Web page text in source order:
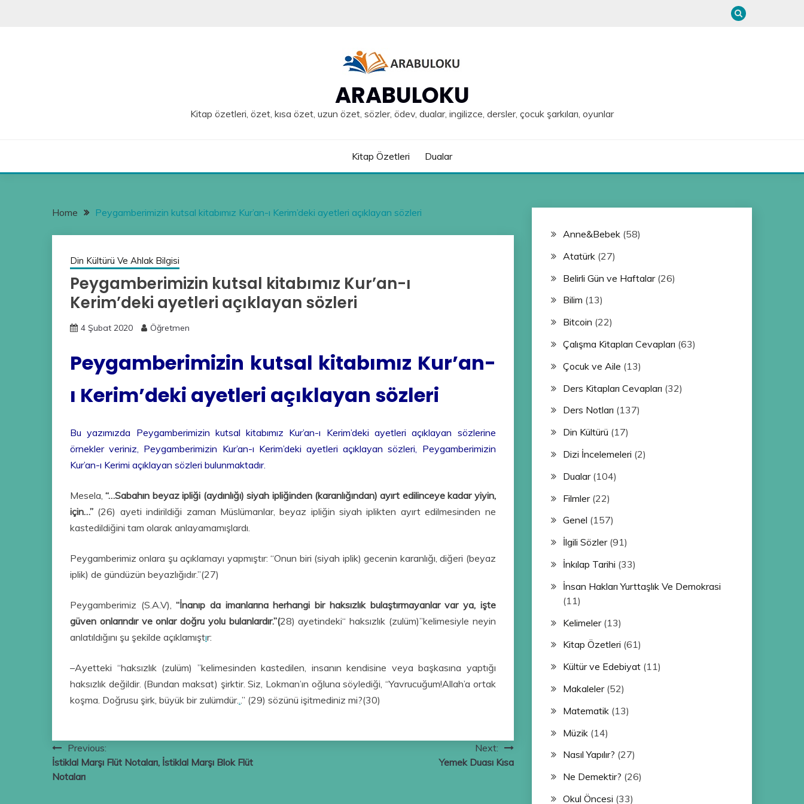
ARABULOKU
Kitap özetleri, özet, kısa özet, uzun özet, sözler, ödev, dualar, ingilizce, dersler, çocuk şarkıları, oyunlar
Kitap Özetleri Dualar
Home Peygamberimizin kutsal kitabımız Kur’an-ı Kerim’deki ayetleri açıklayan sözleri
Din Kültürü Ve Ahlak Bilgisi
Peygamberimizin kutsal kitabımız Kur’an-ı
Kerim’deki ayetleri açıklayan sözleri
4 Şubat 2020 Öğretmen
Peygamberimizin kutsal kitabımız Kur’an-
ı Kerim’deki ayetleri açıklayan sözleri
Bu yazımızda Peygamberimizin kutsal kitabımız Kur’an-ı Kerim’deki ayetleri açıklayan sözlerine
örnekler veriniz, Peygamberimizin Kur’an-ı Kerim’deki ayetleri açıklayan sözleri, Peygamberimizin
Kur’an-ı Kerimi açıklayan sözleri bulunmaktadır.
Mesela,“…Sabahın beyaz ipliği (aydınlığı) siyah ipliğinden (karanlığından) ayırt edilinceye kadar yiyin,
için…” (26) ayeti indirildiği zaman Müslümanlar, beyaz ipliğin siyah iplikten ayırt edilmesinden ne
kastedildiğini tam olarak anlayamamışlardı.
Peygamberimiz onlara şu açıklamayı yapmıştır: “Onun biri (siyah iplik) gecenin karanlığı, diğeri (beyaz
iplik) de gündüzün beyazlığıdır.”(27)
Peygamberimiz (S.A.V),“İnanıp da imanlarına herhangi bir haksızlık bulaştırmayanlar var ya, işte
güven onlarındır ve onlar doğru yolu bulanlardır.”(28) ayetindeki“ haksızlık (zulüm)”kelimesiyle neyin
anlatıldığını şu şekilde açıklamıştır:
–Ayetteki “haksızlık (zulüm) ”kelimesinden kastedilen, insanın kendisine veya başkasına yaptığı
haksızlık değildir. (Bundan maksat) şirktir. Siz, Lokman’ın oğluna söylediği, “Yavrucuğum!Allah’a ortak
koşma. Doğrusu şirk, büyük bir zulümdür. .” (29) sözünü işitmediniz mi?(30)
Yazı
gezinmesi
Previous:
İstiklal Marşı Flüt Notaları, İstiklal Marşı Blok Flüt
Notaları
Next:
Yemek Duası Kısa
Anne&Bebek(58)
Atatürk(27)
Belirli Gün ve Haftalar(26)
Bilim (13)
Bitcoin (22)
Çalışma Kitapları Cevapları (63)
Çocuk ve Aile (13)
Ders Kitapları Cevapları (32)
Ders Notları (137)
Din Kültürü (17)
Dizi İncelemeleri (2)
Dualar(104)
Filmler(22)
Genel (157)
İlgili Sözler(91)
İnkılap Tarihi (33)
İnsan Hakları Yurttaşlık Ve Demokrasi
(11)
Kelimeler(13)
Kitap Özetleri (61)
Kültür ve Edebiyat(11)
Makaleler(52)
Matematik(13)
Müzik(14)
Nasıl Yapılır? (27)
Ne Demektir? (26)
Okul Öncesi (33)